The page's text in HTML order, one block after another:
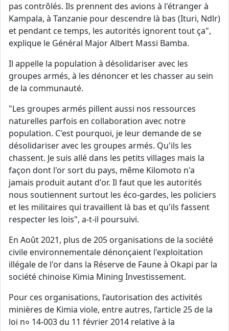
pas contrôlés. Ils prennent des avions à l'étranger à
Kampala, à Tanzanie pour descendre là bas (Ituri, Ndlr)
et pendant ce temps, les autorités ignorent tout ça",
explique le Général Major Albert Massi Bamba.
Il appelle la population à désolidariser avec les
groupes armés, à les dénoncer et les chasser au sein
de la communauté.
"Les groupes armés pillent aussi nos ressources
naturelles parfois en collaboration avec notre
population. C'est pourquoi, je leur demande de se
désolidariser avec les groupes armés. Qu'ils les
chassent. Je suis allé dans les petits villages mais la
façon dont l'or sort du pays, même Kilomoto n'a
jamais produit autant d'or. Il faut que les autorités
nous soutiennent surtout les éco-gardes, les policiers
et les militaires qui travaillent là bas et qu'ils fassent
respecter les lois", a-t-il poursuivi.
En Août 2021, plus de 205 organisations de la société
civile environnementale dénonçaient l'exploitation
illégale de l'or dans la Réserve de Faune à Okapi par la
société chinoise Kimia Mining Investissement.
Pour ces organisations, l’autorisation des activités
minières de Kimia viole, entre autres, l’article 25 de la
loi n० 14-003 du 11 février 2014 relative à la